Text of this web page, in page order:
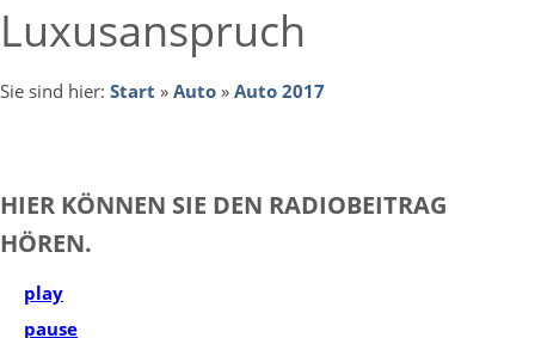
Luxusanspruch
Sie sind hier: Start » Auto » Auto 2017
HIER KÖNNEN SIE DEN RADIOBEITRAG
HÖREN.
play
pause